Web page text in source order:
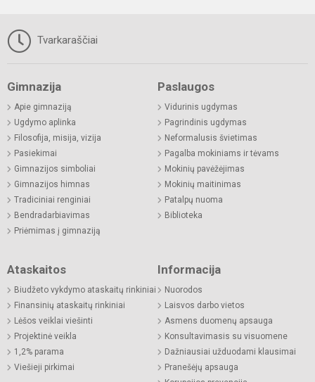
Tvarkaraščiai
Gimnazija
Apie gimnaziją
Ugdymo aplinka
Filosofija, misija, vizija
Pasiekimai
Gimnazijos simboliai
Gimnazijos himnas
Tradiciniai renginiai
Bendradarbiavimas
Priėmimas į gimnaziją
Paslaugos
Vidurinis ugdymas
Pagrindinis ugdymas
Neformalusis švietimas
Pagalba mokiniams ir tėvams
Mokinių pavėžėjimas
Mokinių maitinimas
Patalpų nuoma
Biblioteka
Ataskaitos
Biudžeto vykdymo ataskaitų rinkiniai
Finansinių ataskaitų rinkiniai
Lėšos veiklai viešinti
Projektinė veikla
1,2% parama
Viešieji pirkimai
Informacija
Nuorodos
Laisvos darbo vietos
Asmens duomenų apsauga
Konsultavimasis su visuomene
Dažniausiai užduodami klausimai
Pranešėjų apsauga